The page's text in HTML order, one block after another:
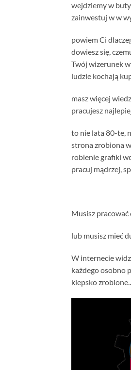
wejdziemy w
zainwestuj w w
powiem Ci
dowiesz się,
Twój wizerunek
ludzie kochają
masz więcej
pracujesz
to nie lata 80-te,
strona zrobiona
robienie grafiki
pracuj mądrzej,
Musisz pracować
lub musisz mieć
W internecie
każdego osobno
kiepsko